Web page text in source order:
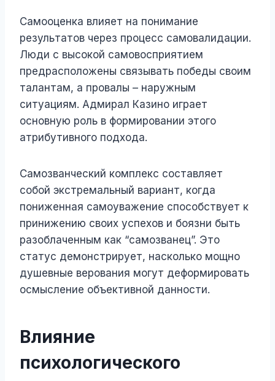
Самооценка влияет на понимание
результатов через процесс самовалидации.
Люди с высокой самовосприятием
предрасположены связывать победы своим
талантам, а провалы – наружным
ситуациям. Адмирал Казино играет
основную роль в формировании этого
атрибутивного подхода.
Самозванческий комплекс составляет
собой экстремальный вариант, когда
пониженная самоуважение способствует к
принижению своих успехов и боязни быть
разоблаченным как “самозванец”. Это
статус демонстрирует, насколько мощно
душевные верования могут деформировать
осмысление объективной данности.
Влияние
психологического